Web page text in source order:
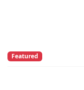
Featured